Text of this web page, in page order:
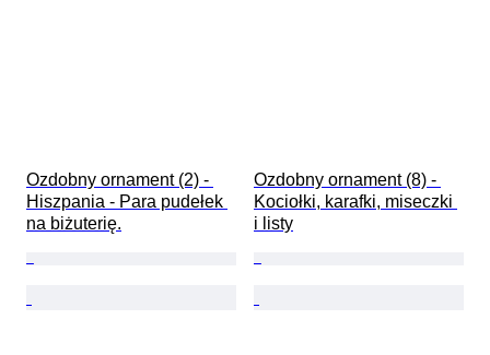
Ozdobny ornament (2) -
Hiszpania - Para pudełek
na biżuterię.
Ozdobny ornament (8) -
Kociołki, karafki, miseczki
i listy